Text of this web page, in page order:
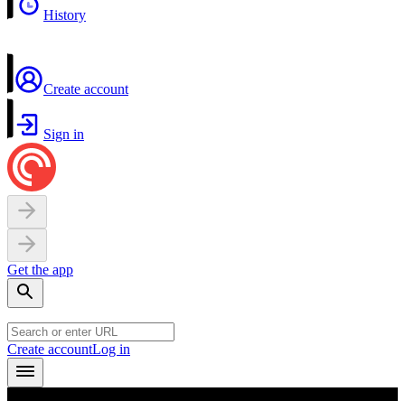
History
Create account
Sign in
Get the app
Create accountLog in